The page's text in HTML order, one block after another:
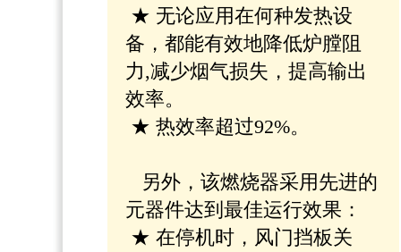
★ 无论应用在何种发热设
备，都能有效地降低炉膛阻
力,减少烟气损失，提高输出
效率。
★ 热效率超过92%。
另外，该燃烧器采用先进的
元器件达到最佳运行效果：
★ 在停机时，风门挡板关